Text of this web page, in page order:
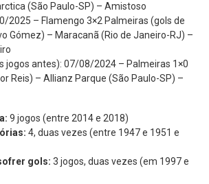
(São Paulo-SP) – Amistoso
2025 – Flamengo 3×2 Palmeiras (gols de
Gómez) – Maracanã (Rio de Janeiro-RJ) –
jogos antes): 07/08/2024 – Palmeiras 1×0
Reis) – Allianz Parque (São Paulo-SP) –
9 jogos (entre 2014 e 2018)
4, duas vezes (entre 1947 e 1951 e
gols: 3 jogos, duas vezes (em 1997 e